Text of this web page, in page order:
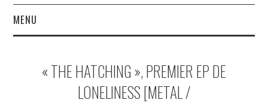
MENU
MUSIQUESACTUELLES.NET
« THE HATCHING », PREMIER EP DE
LONELINESS [METAL /